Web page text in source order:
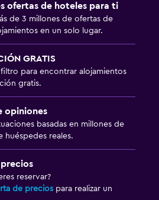
ofertas de hoteles para ti
de 3 millones de ofertas de
en un solo lugar.
GRATIS
para encontrar alojamientos
gratis.
opiniones
basadas en millones de
huéspedes reales.
reservar?
de precios para realizar un